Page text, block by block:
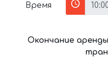
Время
Окончание